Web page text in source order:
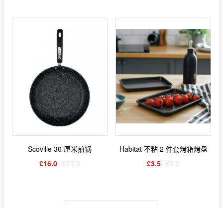
Scoville 30 厘米煎锅
£16.0 £24.0
Habitat 不粘 2 件套烤箱烤盘
£3.5 £7.0